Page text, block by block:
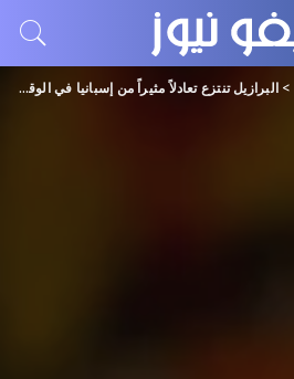
> البرازيل تنتزع تعادلاً مثيراً من إسبانيا في الوقت القاتل